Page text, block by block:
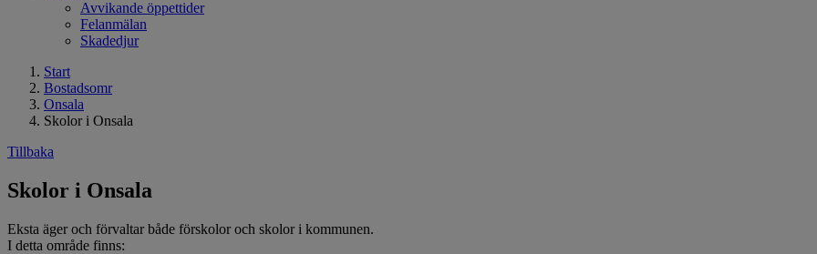
Avvikande öppettider
Felanmälan
Skadedjur
Start
Bostadsomr
Onsala
Skolor i Onsala
Tillbaka
Skolor i Onsala
Eksta äger och förvaltar både förskolor och skolor i kommunen.
I detta område finns: